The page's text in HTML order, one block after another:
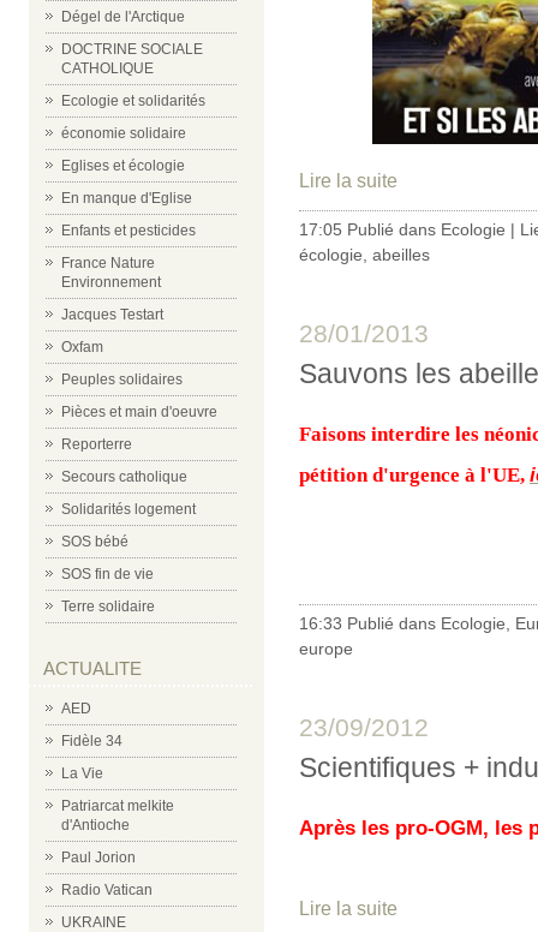
Dégel de l'Arctique
DOCTRINE SOCIALE
CATHOLIQUE
Ecologie et solidarités
économie solidaire
Eglises et écologie
En manque d'Eglise
Enfants et pesticides
France Nature
Environnement
Jacques Testart
Oxfam
Peuples solidaires
Pièces et main d'oeuvre
Reporterre
Secours catholique
Solidarités logement
SOS bébé
SOS fin de vie
Terre solidaire
ACTUALITE
AED
Fidèle 34
La Vie
Patriarcat melkite
d'Antioche
Paul Jorion
Radio Vatican
UKRAINE
Lire la suite
17:05 Publié dans Ecologie |
écologie abeilles
28/01/2013
Sauvons les
Faisons interdire les
pétition d'urgence à l'UE,
16:33 Publié dans Ecologie
europe
23/09/2012
Scientifiques +
Après les pro-OGM, les
Lire la suite